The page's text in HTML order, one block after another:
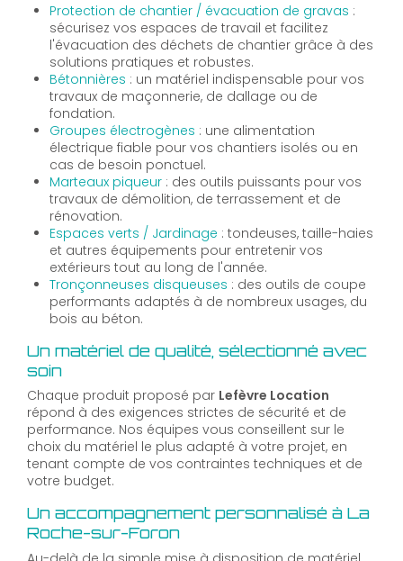
Protection de chantier / évacuation de gravas :
sécurisez vos espaces de travail et facilitez
l'évacuation des déchets de chantier grâce à des
solutions pratiques et robustes.
Bétonnières : un matériel indispensable pour vos
travaux de maçonnerie, de dallage ou de
fondation.
Groupes électrogènes : une alimentation
électrique fiable pour vos chantiers isolés ou en
cas de besoin ponctuel.
Marteaux piqueur : des outils puissants pour vos
travaux de démolition, de terrassement et de
rénovation.
Espaces verts / Jardinage : tondeuses, taille-haies
et autres équipements pour entretenir vos
extérieurs tout au long de l'année.
Tronçonneuses disqueuses : des outils de coupe
performants adaptés à de nombreux usages, du
bois au béton.
Un matériel de qualité, sélectionné avec
soin
Chaque produit proposé par Lefèvre Location
répond à des exigences strictes de sécurité et de
performance. Nos équipes vous conseillent sur le
choix du matériel le plus adapté à votre projet, en
tenant compte de vos contraintes techniques et de
votre budget.
Un accompagnement personnalisé à La
Roche-sur-Foron